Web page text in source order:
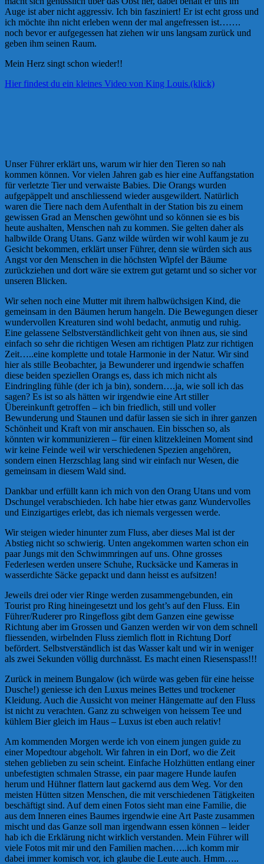
Auge ist aber nicht aggressiv. Ich bin fasziniert! Er ist echt gross und
ich möchte ihn nicht erleben wenn der mal angefressen ist…….
noch bevor er aufgegessen hat ziehen wir uns langsam zurück und
geben ihm seinen Raum.
Mein Herz singt schon wieder!!
Hier findest du ein kleines Video von King Louis.(klick)
Unser Führer erklärt uns, warum wir hier den Tieren so nah
kommen können. Vor vielen Jahren gab es hier eine Auffangstation
für verletzte Tier und verwaiste Babies. Die Orangs wurden
aufgepäppelt und anschliessend wieder ausgewildert. Natürlich
waren die Tiere nach dem Aufenthalt in der Station bis zu einem
gewissen Grad an Menschen gewöhnt und so können sie es bis
heute aushalten, Menschen nah zu kommen. Sie gelten daher als
halbwilde Orang Utans. Ganz wilde würden wir wohl kaum je zu
Gesicht bekommen, erklärt unser Führer, denn sie würden sich aus
Angst vor den Menschen in die höchsten Wipfel der Bäume
zurückziehen und dort wäre sie extrem gut getarnt und so sicher vor
unseren Blicken.
Wir sehen noch eine Mutter mit ihrem halbwüchsigen Kind, die
gemeinsam in den Bäumen herum hangeln. Die Bewegungen dieser
wundervollen Kreaturen sind wohl bedacht, anmutig und ruhig.
Eine gelassene Selbstverständlichkeit geht von ihnen aus, sie sind
einfach so sehr die richtigen Wesen am richtigen Platz zur richtigen
Zeit…..eine komplette und totale Harmonie in der Natur. Wir sind
hier als stille Beobachter, ja Bewunderer und irgendwie schaffen
diese beiden speziellen Orangs es, dass ich mich nicht als
Eindringling fühle (der ich ja bin), sondern….ja, wie soll ich das
sagen? Es ist so als hätten wir irgendwie eine Art stiller
Übereinkunft getroffen – ich bin friedlich, still und voller
Bewunderung und Staunen und dafür lassen sie sich in ihrer ganzen
Schönheit und Kraft von mir anschauen. Ein bisschen so, als
könnten wir kommunizieren – für einen klitzekleinen Moment sind
wir keine Feinde weil wir verschiedenen Spezien angehören,
sondern einen Herzschlag lang sind wir einfach nur Wesen, die
gemeinsam in diesem Wald sind.
Dankbar und erfüllt kann ich mich von den Orang Utans und vom
Dschungel verabschieden. Ich habe hier etwas ganz Wundervolles
und Einzigartiges erlebt, das ich niemals vergessen werde.
Wir steigen wieder hinunter zum Fluss, aber dieses Mal ist der
Abstieg nicht so schwierig. Unten angekommen warten schon ein
paar Jungs mit den Schwimmringen auf uns. Ohne grosses
Federlesen werden unsere Schuhe, Rucksäcke und Kameras in
wasserdichte Säcke gepackt und dann heisst es aufsitzen!
Jeweils drei oder vier Ringe werden zusammengebunden, ein
Tourist pro Ring hineingesetzt und los geht’s auf den Fluss. Ein
Führer/Ruderer pro Ringefloss gibt dem Ganzen eine gewisse
Richtung aber im Grossen und Ganzen werden wir von dem schnell
fliessenden, wirbelnden Fluss ziemlich flott in Richtung Dorf
befördert. Selbstverständlich ist das Wasser kalt und wir in weniger
als zwei Sekunden völlig durchnässt. Es macht einen Riesenspass!!!
Zurück in meinem Bungalow (ich würde was geben für eine heisse
Dusche!) geniesse ich den Luxus meines Bettes und trockener
Kleidung. Auch die Aussicht von meiner Hängematte auf den Fluss
ist nicht zu verachten. Ganz zu schweigen von heissem Tee und
kühlem Bier gleich im Haus – Luxus ist eben auch relativ!
Am kommenden Morgen werde ich von einem jungen guide zu
einer Mopedtour abgeholt. Wir fahren in ein Dorf, wo die Zeit
stehen geblieben zu sein scheint. Einfache Holzhütten entlang einer
unbefestigten schmalen Strasse, ein paar magere Hunde laufen
herum und Hühner flattern laut gackernd aus dem Weg. Vor den
meisten Hütten sitzen Menschen, die mit verschiedenen Tätigkeiten
beschäftigt sind. Auf dem einen Fotos sieht man eine Familie, die
aus dem Inneren eines Baumes irgendwie eine Art Paste zusammen
mischt und das Ganze soll man irgendwann essen können – leider
hab ich die Erklärung nicht wirklich verstanden. Mein Führer will
viele Fotos mit mir und den Familien machen…..ich komm mir
dabei immer komisch vor, ich glaube die Leute auch. Hmm…..